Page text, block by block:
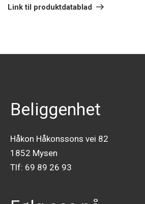
innlegg
Link til produktdatablad
Beliggenhet
Håkon Håkonssons vei 82
1852 Mysen
Tlf: 69 89 26 93